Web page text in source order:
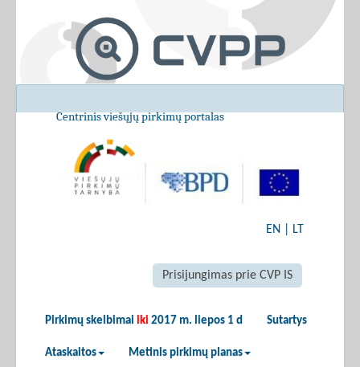
Centrinis viešųjų pirkimų portalas
EN LT
Prisijungimas prie CVP IS
Pirkimų skelbimai iki 2017 m. liepos 1 d Sutartys
Ataskaitos Metinis pirkimų planas